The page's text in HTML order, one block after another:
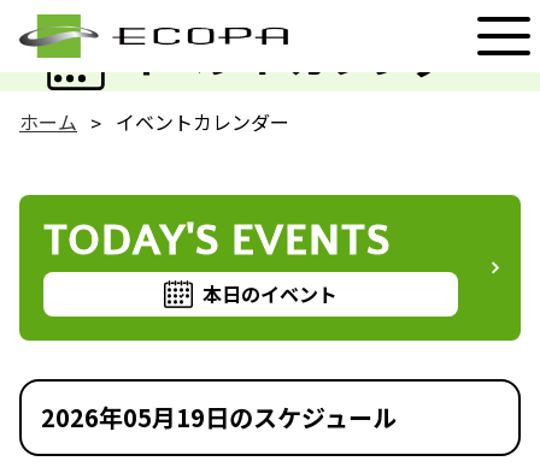
イベントカレンダー
EVENT
ホーム イベントカレンダー
TODAY'S EVENTS
本日のイベント
2026年05月19日のスケジュール